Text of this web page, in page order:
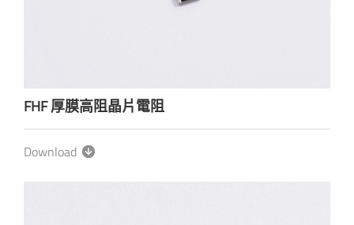
FHF 厚膜高阻晶片電阻
Download